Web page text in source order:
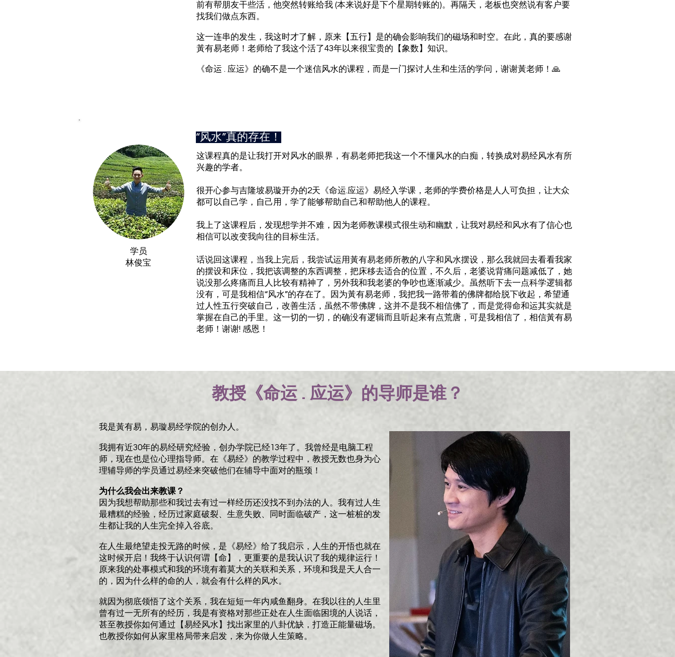
前有帮朋友干些活，他突然转账给我 (本来说好是下个星期转账的)。再隔天，老板也突然说有客户要
找我们做点东西。
这一连串的发生，我这时才了解，原来【五行】是的确会影响我们的磁场和时空。在此，真的要感谢
黃有易老师！老师给了我这个活了43年以来很宝贵的【象数】知识。
《命运 . 应运》的确不是一个迷信风水的课程，而是一门探讨人生和生活的学问，谢谢黃老师！🙏
​“风水”真的存在！
学员
​林俊宝
这课程真的是让我打开对风水的眼界，有易老师把我这一个不懂风水的白痴，转换成对易经风水有所
兴趣的学者。
很开心参与吉隆坡易璇开办的2天《命运.应运》易经入学课，老师的学费价格是人人可负担，让大众
都可以自己学，自己用，学了能够帮助自己和帮助他人的课程。
我上了这课程后，发现想学并不难，因为老师教课模式很生动和幽默，让我对易经和风水有了信心也
相信可以改变我向往的目标生活。
话说回这课程，当我上完后，我尝试运用黃有易老师所教的八字和风水摆设，那么我就回去看看我家
的摆设和床位，我把该调整的东西调整，把床移去适合的位置，不久后，老婆说背痛问题减低了，她
说没那么疼痛而且人比较有精神了，另外我和我老婆的争吵也逐渐减少。虽然听下去一点科学逻辑都
没有，可是我相信“风水”的存在了。因为黃有易老师，我把我一路带着的佛牌都给脱下收起，希望通
过人性五行突破自己，改善生活，虽然不带佛牌，这并不是我不相信佛了，而是觉得命和运其实就是
掌握在自己的手里。这一切的一切，的确没有逻辑而且听起来有点荒唐，可是我相信了，相信黃有易
老师！谢谢! 感恩！
教授《命运 . 应运》的导师是谁？
我是黃有易，易璇易经学院的创办人。
我拥有近30年的易经研究经验，创办学院已经13年了。我曾经是电脑工程
师，现在也是位心理指导师。在《易经》的教学过程中，教授无数也身为心
理辅导师的学员通过易经来突破他们在辅导中面对的瓶颈！
为什么我会出来教课？
因为我想帮助那些和我过去有过一样经历还没找不到办法的人。我有过人生
最糟糕的经验，经历过家庭破裂、生意失败、同时面临破产，这一桩桩的发
生都让我的人生完全掉入谷底。
在人生最绝望走投无路的时候，是《易经》给了我启示，人生的开悟也就在
这时候开启！我终于认识何谓【命】，更重要的是我认识了我的规律运行！
原来我的处事模式和我的环境有着莫大的关联和关系，环境和我是天人合一
的，因为什么样的命的人，就会有什么样的风水。
就因为彻底领悟了这个关系，我在短短一年内咸鱼翻身。在我以往的人生里
曾有过一无所有的经历，我是有资格对那些正处在人生面临困境的人说话，
甚至教授你如何通过【易经风水】找出家里的八卦优缺，打造正能量磁场。
也教授你如何从家里格局带来启发，来为你做人生策略。​​